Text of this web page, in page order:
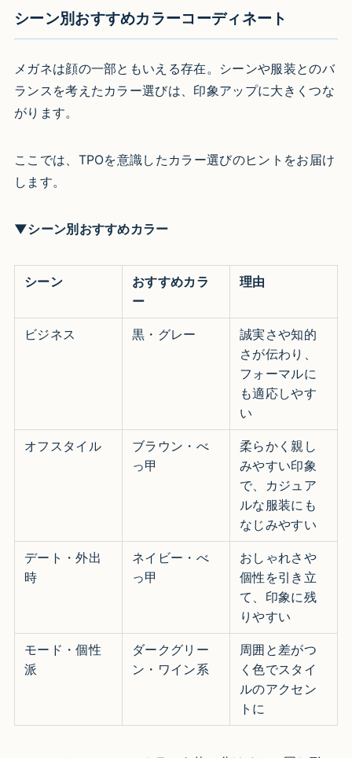
シーン別おすすめカラーコーディネート
メガネは顔の一部ともいえる存在。シーンや服装とのバ
ランスを考えたカラー選びは、印象アップに大きくつな
がります。
ここでは、TPOを意識したカラー選びのヒントをお届け
します。
▼シーン別おすすめカラー
シーン
おすすめカラ
ー
理由
ビジネス 黒・グレー
誠実さや知的
さが伝わり、
フォーマルに
も適応しやす
い
オフスタイル
ブラウン・べ
っ甲
柔らかく親し
みやすい印象
で、カジュア
ルな服装にも
なじみやすい
デート・外出
時
ネイビー・べ
っ甲
おしゃれさや
個性を引き立
て、印象に残
りやすい
モード・個性
派
ダークグリー
ン・ワイン系
周囲と差がつ
く色でスタイ
ルのアクセン
トに